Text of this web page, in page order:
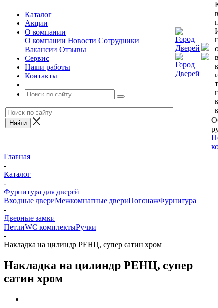
Каталог
Акции
О компании
О компании Новости Сотрудники
Вакансии Отзывы
Сервис
Наши работы
Контакты
Главная
-
Каталог
-
Фурнитура для дверей
Входные двериМежкомнатные двериПогонажФурнитура
-
Дверные замки
ПетлиWC комплектыРучки
-
Накладка на цилиндр РЕНЦ, супер сатин хром
Накладка на цилиндр РЕНЦ, супер
сатин хром